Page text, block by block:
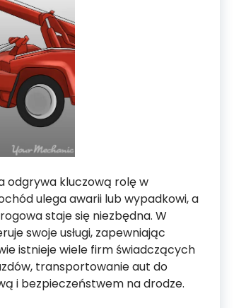
odgrywa kluczową rolę w
ulega awarii lub wypadkowi, a
staje się niezbędna. W
swoje usługi, zapewniając
istnieje wiele firm świadczących
transportowanie aut do
i bezpieczeństwem na drodze.